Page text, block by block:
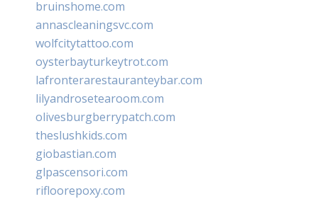
bruinshome.com
annascleaningsvc.com
wolfcitytattoo.com
oysterbayturkeytrot.com
lafronterarestauranteybar.com
lilyandrosetearoom.com
olivesburgberrypatch.com
theslushkids.com
giobastian.com
glpascensori.com
rifloorepoxy.com